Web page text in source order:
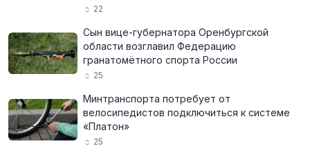
22
Сын вице-губернатора Оренбургской
области возглавил Федерацию
гранатомётного спорта России
25
Минтранспорта потребует от
велосипедистов подключиться к системе
«Платон»
25